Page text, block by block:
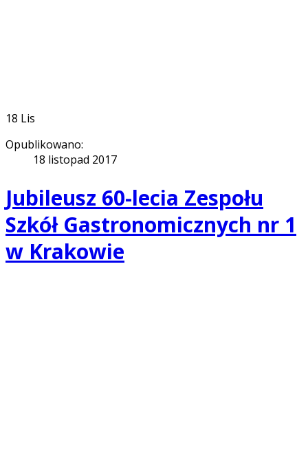
18 Lis
Opublikowano:
18 listopad 2017
Jubileusz 60-lecia Zespołu
Szkół Gastronomicznych nr 1
w Krakowie